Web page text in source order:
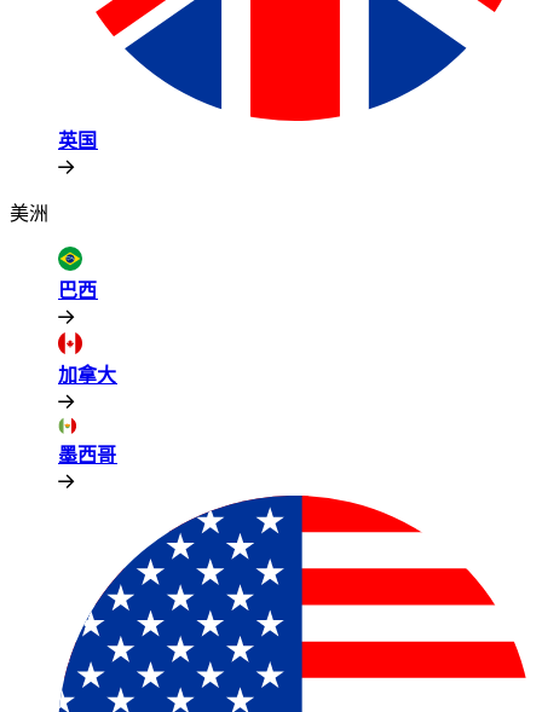
英国​​
美洲​​
巴西​​
加拿大​​
墨西哥​​